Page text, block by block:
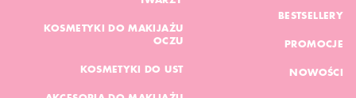
KOSMETYKI DO MAKIJAŻU
OCZU
KOSMETYKI DO UST
BESTSELLERY
PROMOCJE
NOWOŚCI